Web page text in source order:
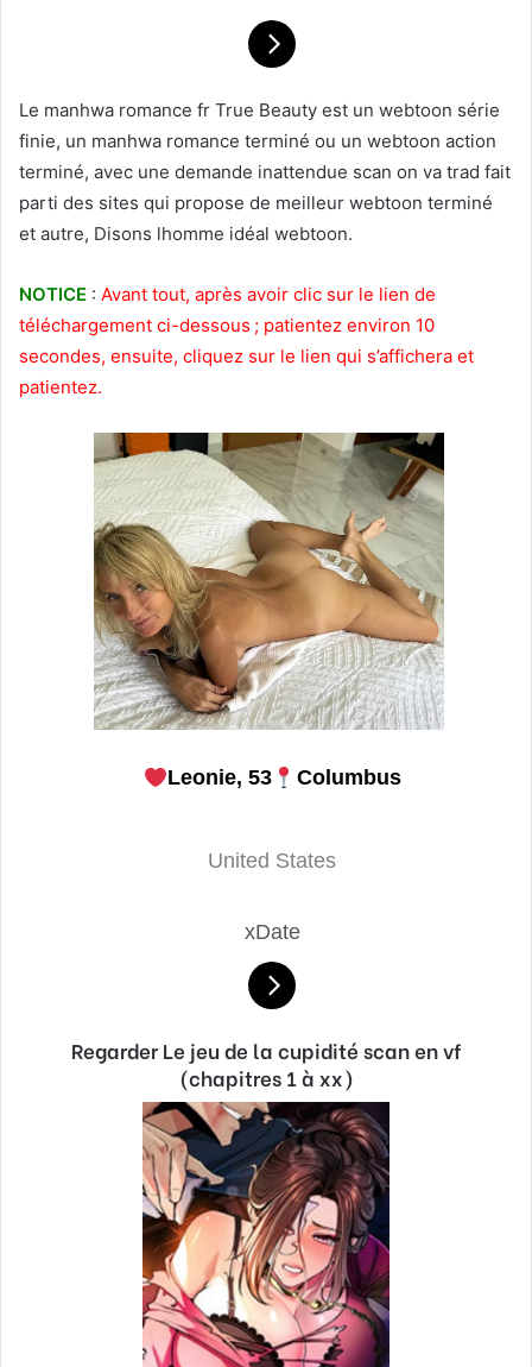
Le manhwa romance fr True Beauty est un webtoon série
finie, un manhwa romance terminé ou un webtoon action
terminé, avec une demande inattendue scan on va trad fait
parti des sites qui propose de meilleur webtoon terminé
et autre, Disons lhomme idéal webtoon.
NOTICE : Avant tout, après avoir clic sur le lien de
téléchargement ci-dessous ; patientez environ 10
secondes, ensuite, cliquez sur le lien qui s’affichera et
patientez.
Leonie, 53 Columbus
United States
xDate
Regarder Le jeu de la cupidité scan en vf
(chapitres 1 à xx)